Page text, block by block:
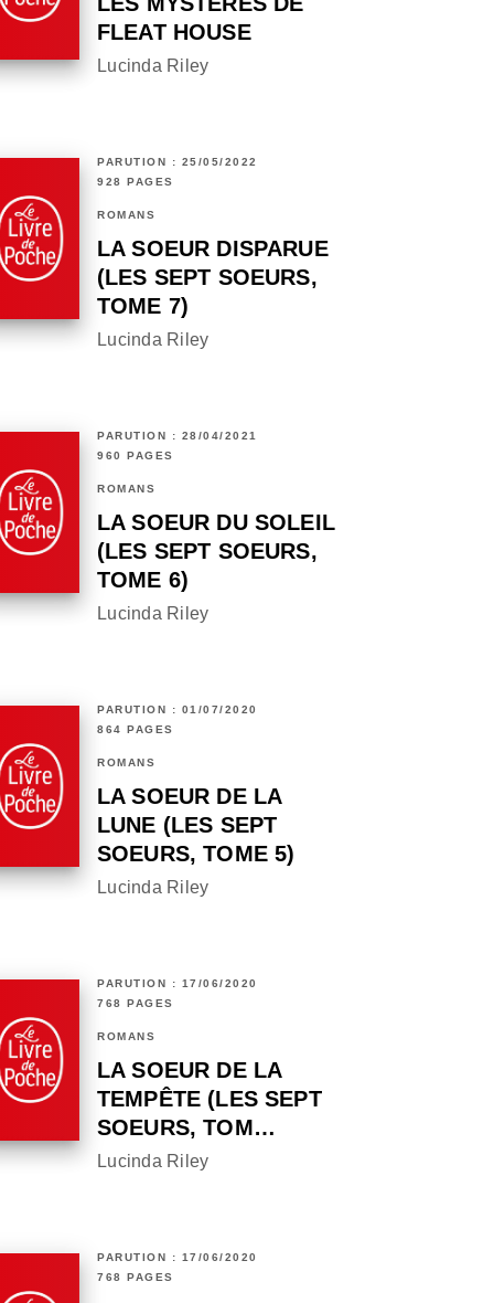
FLEAT HOUSE
Lucinda Riley
PARUTION : 25/05/2022
928 PAGES
ROMANS
LA SOEUR DISPARUE
(LES SEPT SOEURS,
TOME 7)
Lucinda Riley
PARUTION : 28/04/2021
960 PAGES
ROMANS
LA SOEUR DU SOLEIL
(LES SEPT SOEURS,
TOME 6)
Lucinda Riley
PARUTION : 01/07/2020
864 PAGES
ROMANS
LA SOEUR DE LA
LUNE (LES SEPT
SOEURS, TOME 5)
Lucinda Riley
PARUTION : 17/06/2020
768 PAGES
ROMANS
LA SOEUR DE LA
TEMPÊTE (LES SEPT
SOEURS, TOM…
Lucinda Riley
PARUTION : 17/06/2020
768 PAGES